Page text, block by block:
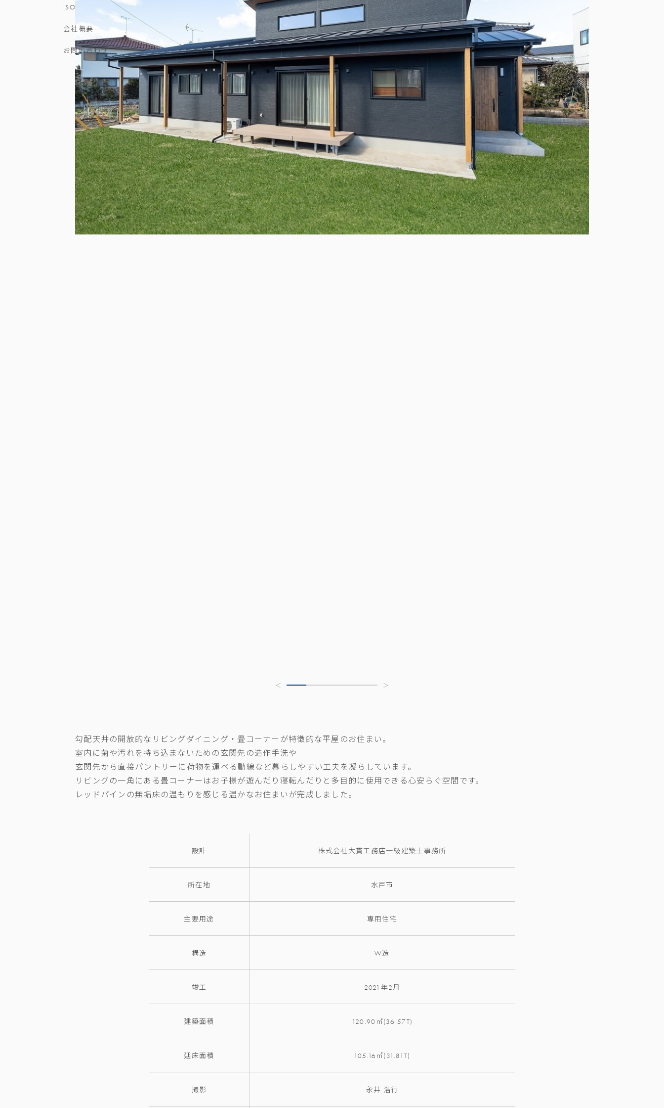
ISO
会社概要
お問い合わせ
勾配天井の開放的なリビングダイニング・畳コーナーが特徴的な平屋のお住まい。
室内に菌や汚れを持ち込まないための玄関先の造作手洗や
玄関先から直接パントリーに荷物を運べる動線など暮らしやすい工夫を凝らしています。
リビングの一角にある畳コーナーはお子様が遊んだり寝転んだりと多目的に使用できる心安らぐ空間です。
レッドパインの無垢床の温もりを感じる温かなお住まいが完成しました。
設計 株式会社大貫工務店一級建築士事務所
所在地 水戸市
主要用途 専用住宅
構造 W造
竣工 2021年2月
建築面積 120.90㎡(36.57T)
延床面積 105.16㎡(31.81T)
撮影 永井 浩行